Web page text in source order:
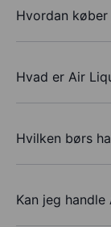
Hvordan
Hvad er Air
Hvilken børs
Kan jeg